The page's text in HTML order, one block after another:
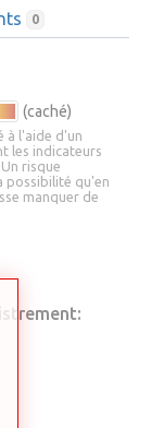
0
(caché)
à l'aide d'un
les indicateurs
risque
possibilité qu'en
manquer de